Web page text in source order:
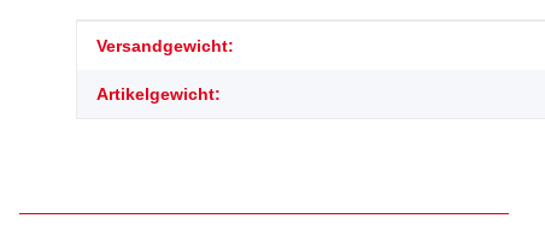
Produkteigenschaft
Wert
Versandgewicht:
Artikelgewicht: